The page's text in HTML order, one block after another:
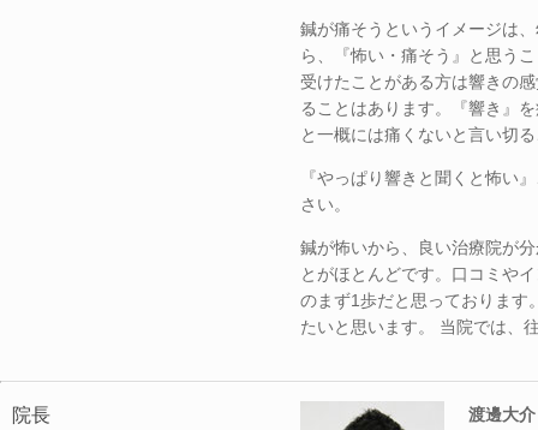
鍼が痛そうというイメージは
ら、『怖い・痛そう』と思う
受けたことがある方は響きの
ることはあります。『響き』
と一概には痛くないと言い切
『やっぱり響きと聞くと怖い
さい。
鍼が怖いから、良い治療院が
とがほとんどです。口コミや
のまず1歩だと思っております
たいと思います。 当院では、
院長
渡邊大介